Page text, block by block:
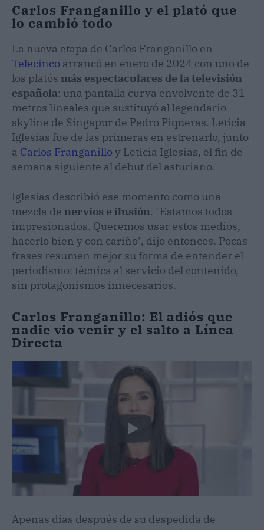
Carlos Franganillo y el plató que
lo cambió todo
La nueva etapa de Carlos Franganillo en
Telecinco arrancó en enero de 2024 con uno de
los platós más espectaculares de la televisión
española: una pantalla curva envolvente de 31
metros lineales que sustituyó al legendario
skyline de Singapur de Pedro Piqueras. Leticia
Iglesias fue de las primeras en estrenarlo, junto
a Carlos Franganillo y Leticia Iglesias, el fin de
semana siguiente al debut del asturiano.
Iglesias describió ese momento como una
mezcla de nervios e ilusión. "Estamos todos
impresionados. Queremos usar estos medios,
hacerlo bien y con cariño", dijo entonces. Pocas
frases resumen mejor su forma de entender el
periodismo: técnica al servicio del contenido,
sin protagonismos innecesarios.
Carlos Franganillo: El adiós que
nadie vio venir y el salto a Línea
Directa
Apenas días después de su despedida de